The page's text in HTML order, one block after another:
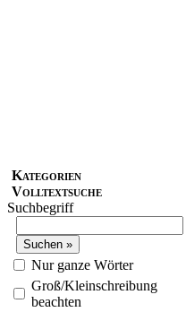
Kategorien
Volltextsuche
Suchbegriff
Nur ganze Wörter
Groß/Kleinschreibung
beachten